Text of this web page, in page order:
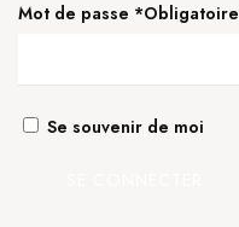
Mot de passe *Obligatoire
Se souvenir de moi